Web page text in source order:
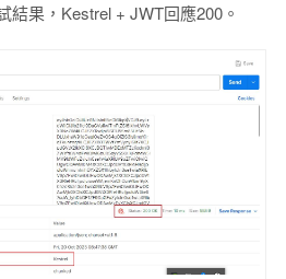
結果，Kestrel + JWT回應200。